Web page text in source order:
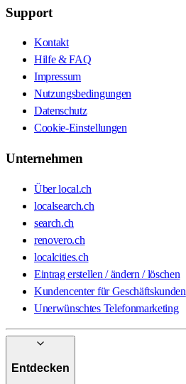
Support
Kontakt
Hilfe & FAQ
Impressum
Nutzungsbedingungen
Datenschutz
Cookie-Einstellungen
Unternehmen
Über local.ch
localsearch.ch
search.ch
renovero.ch
localcities.ch
Eintrag erstellen / ändern / löschen
Kundencenter für Geschäftskunden
Unerwünschtes Telefonmarketing
Entdecken